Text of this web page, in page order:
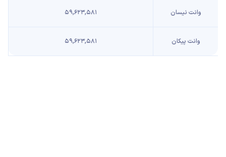
وانت نیسان ۵۹,۶۲۳,۵۸۱
وانت پیکان ۵۹,۶۲۳,۵۸۱